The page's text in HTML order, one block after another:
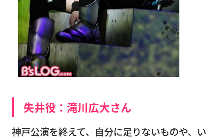
失井役：滝川広大さん
神戸公演を終えて、自分に足りないものや、い